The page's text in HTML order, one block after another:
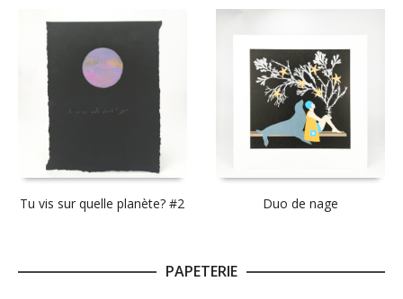
Tu vis sur quelle planète? #2 Duo de nage
PAPETERIE